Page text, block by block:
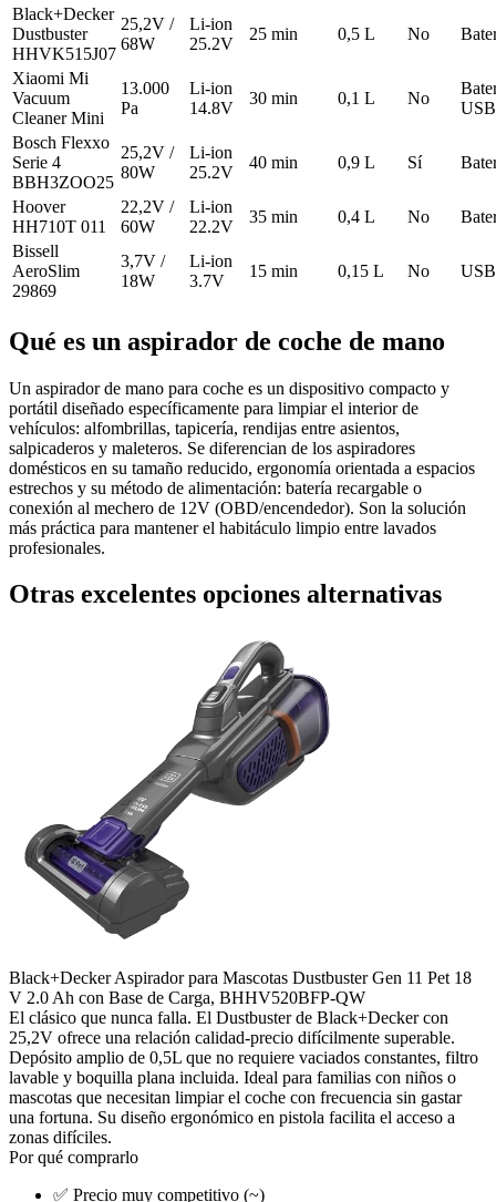
Black+Decker
Dustbuster
HHVK515J07
25,2V /
68W
Li-ion
25.2V
25 min 0,5 L No
Xiaomi Mi
Vacuum
Cleaner Mini
13.000
Pa
Li-ion
14.8V
30 min 0,1 L No
Bosch Flexxo
Serie 4
BBH3ZOO25
25,2V /
80W
Li-ion
25.2V
40 min 0,9 L Sí
Hoover
HH710T 011
22,2V /
60W
Li-ion
22.2V
35 min 0,4 L No
Bissell
AeroSlim
29869
3,7V /
18W
Li-ion
3.7V
15 min 0,15 L No
Qué es un aspirador de coche de mano
Un aspirador de mano para coche es un dispositivo compacto y
portátil diseñado específicamente para limpiar el interior de
vehículos: alfombrillas, tapicería, rendijas entre asientos,
salpicaderos y maleteros. Se diferencian de los aspiradores
domésticos en su tamaño reducido, ergonomía orientada a espacios
estrechos y su método de alimentación: batería recargable o
conexión al mechero de 12V (OBD/encendedor). Son la solución
más práctica para mantener el habitáculo limpio entre lavados
profesionales.
Otras excelentes opciones alternativas
Black+Decker Aspirador para Mascotas Dustbuster Gen 11 Pet 18
V 2.0 Ah con Base de Carga, BHHV520BFP-QW
El clásico que nunca falla. El Dustbuster de Black+Decker con
25,2V ofrece una relación calidad-precio difícilmente superable.
Depósito amplio de 0,5L que no requiere vaciados constantes, filtro
lavable y boquilla plana incluida. Ideal para familias con niños o
mascotas que necesitan limpiar el coche con frecuencia sin gastar
una fortuna. Su diseño ergonómico en pistola facilita el acceso a
zonas difíciles.
Por qué comprarlo
✅ Precio muy competitivo (~)